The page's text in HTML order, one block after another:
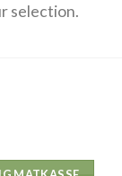
selection.